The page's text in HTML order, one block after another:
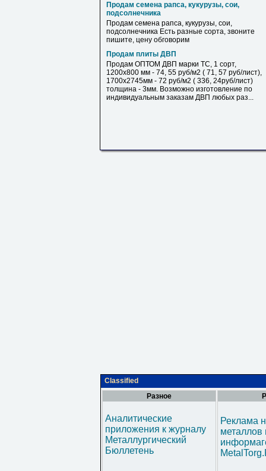
Продам семена рапса, кукурузы, сои,
подсолнечника
Продам семена рапса, кукурузы, сои,
подсолнечника Есть разные сорта, звоните
пишите, цену обговорим
Продам плиты ДВП
Продам ОПТОМ ДВП марки ТС, 1 сорт,
1200х800 мм - 74, 55 руб/м2 ( 71, 57 руб/лист),
1700х2745мм - 72 руб/м2 ( 336, 24руб/лист)
толщина - 3мм. Возможно изготовление по
индивидуальным заказам ДВП любых раз...
Classified
Разное
Аналитические
приложения к журналу
Металлургический
Бюллетень
Реклама
металлов